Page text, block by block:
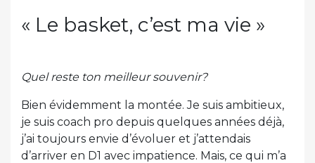
« Le basket, c’est ma vie »
Quel reste ton meilleur souvenir?
Bien évidemment la montée. Je suis ambitieux,
je suis coach pro depuis quelques années déjà,
j’ai toujours envie d’évoluer et j’attendais
d’arriver en D1 avec impatience. Mais, ce qui m’a